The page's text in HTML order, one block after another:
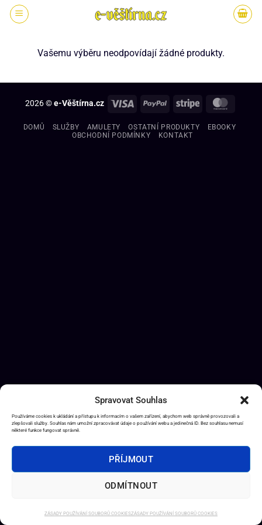
Spravovat Souhlas
Používáme cookies k ukládání a přístupu k informacím o vašem zařízení, abychom web správně provozovali a
zlepšovali služby. Souhlas nám umožní zpracovávat údaje o používání webu a jedinečná ID. Bez souhlasu nemusí
některé funkce fungovat správně.
PŘÍJMOUT
ODMÍTNOUT
ZÁSADY POUŽÍVÁNÍ SOUBORŮ COOKIESZÁSADY POUŽÍVÁNÍ SOUBORŮ COOKIES
Vašemu výběru neodpovídají žádné produkty.
2026 ©e-Věštírna.cz
DOMŮ SLUŽBY AMULETY OSTATNÍ PRODUKTY
EBOOKY
OBCHODNÍ PODMÍNKY
KONTAKT